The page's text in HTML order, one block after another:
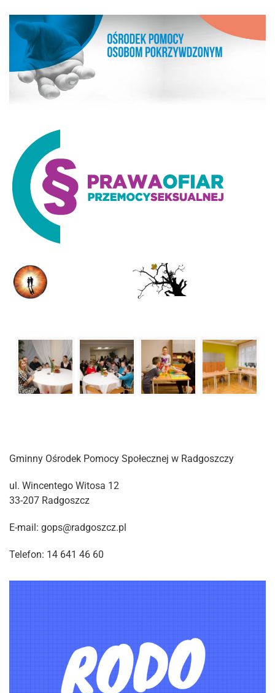
Gminny Ośrodek Pomocy Społecznej w Radgoszczy
ul. Wincentego Witosa 12
33-207 Radgoszcz
E-mail: gops@radgoszcz.pl
Telefon: 14 641 46 60